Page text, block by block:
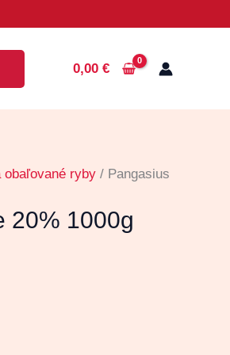
0,00 €
obaľované ryby / Pangasius
20% 1000g